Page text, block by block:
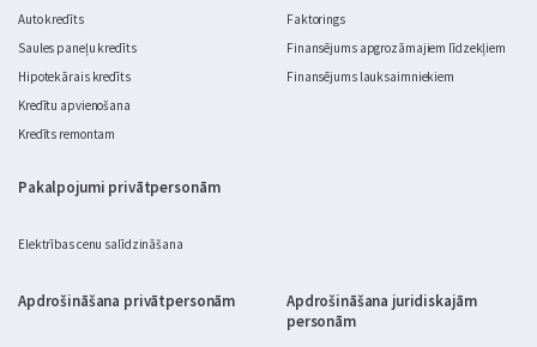
Auto kredīts
Saules paneļu kredīts
Hipotekārais kredīts
Kredītu apvienošana
Kredīts remontam
Pakalpojumi privātpersonām
Elektrības cenu salīdzināšana
Faktorings
Finansējums apgrozāmajiem līdzekļiem
Finansējums lauksaimniekiem
Apdrošināšana privātpersonām
Apdrošināšana juridiskajām
personām